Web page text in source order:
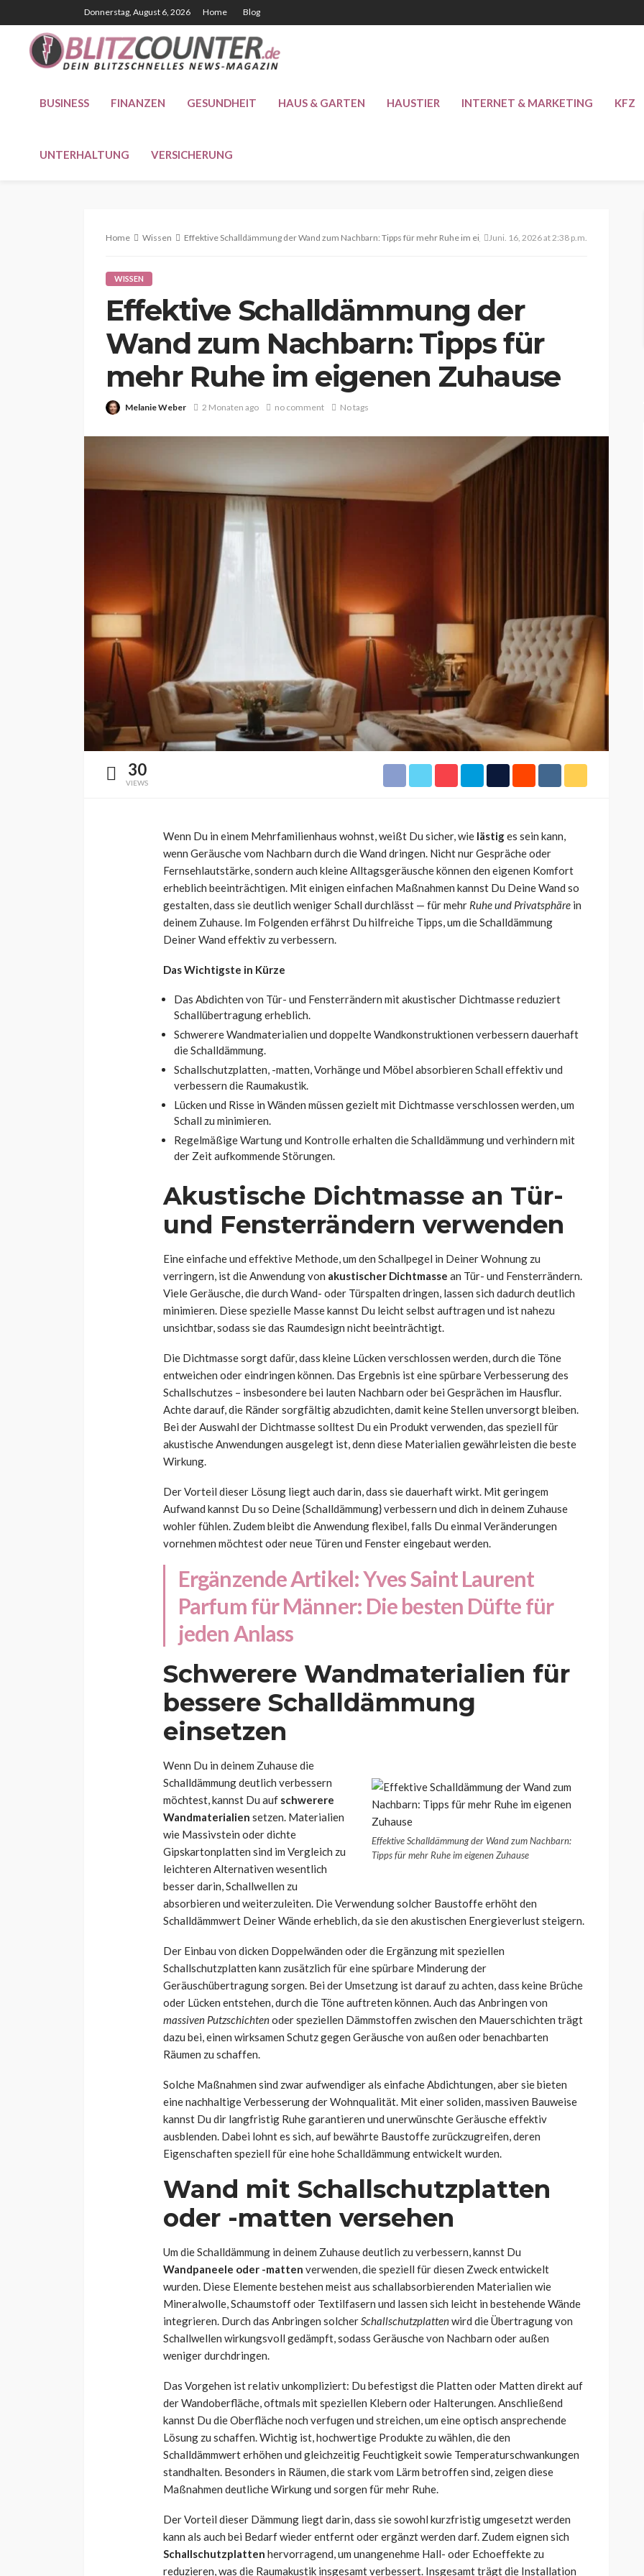
Donnerstag, August 6, 2026 Home Blog
BUSINESS FINANZEN GESUNDHEIT HAUS & GARTEN HAUSTIER INTERNET & MARKETING KFZ
UNTERHALTUNG VERSICHERUNG
Home Wissen Effektive Schalldämmung der Wand zum Nachbarn: Tipps für mehr Ruhe im eigenen ZuhauseJuni. 16, 2026 at 2:38 p.m.
WISSEN
Effektive Schalldämmung der
Wand zum Nachbarn: Tipps für
mehr Ruhe im eigenen Zuhause
Melanie Weber 2 Monaten ago no comment No tags
30
VIEWS
Wenn Du in einem Mehrfamilienhaus wohnst, weißt Du sicher, wie lästiges sein kann,
wenn Geräusche vom Nachbarn durch die Wand dringen. Nicht nur Gespräche oder
Fernsehlautstärke, sondern auch kleine Alltagsgeräusche können den eigenen Komfort
erheblich beeinträchtigen. Mit einigen einfachen Maßnahmen kannst Du Deine Wand so
gestalten, dass sie deutlich weniger Schall durchlässt — für mehr Ruhe und Privatsphäre in
deinem Zuhause. Im Folgenden erfährst Du hilfreiche Tipps, um die Schalldämmung
Deiner Wand effektiv zu verbessern.
Das Wichtigste in Kürze
Das Abdichten von Tür- und Fensterrändern mit akustischer Dichtmasse reduziert
Schallübertragung erheblich.
Schwerere Wandmaterialien und doppelte Wandkonstruktionen verbessern dauerhaft
die Schalldämmung.
Schallschutzplatten, -matten, Vorhänge und Möbel absorbieren Schall effektiv und
verbessern die Raumakustik.
Lücken und Risse in Wänden müssen gezielt mit Dichtmasse verschlossen werden, um
Schall zu minimieren.
Regelmäßige Wartung und Kontrolle erhalten die Schalldämmung und verhindern mit
der Zeit aufkommende Störungen.
Akustische Dichtmasse an Tür-
und Fensterrändern verwenden
Eine einfache und effektive Methode, um den Schallpegel in Deiner Wohnung zu
verringern, ist die Anwendung von akustischer Dichtmasse an Tür- und Fensterrändern.
Viele Geräusche, die durch Wand- oder Türspalten dringen, lassen sich dadurch deutlich
minimieren. Diese spezielle Masse kannst Du leicht selbst auftragen und ist nahezu
unsichtbar, sodass sie das Raumdesign nicht beeinträchtigt.
Die Dichtmasse sorgt dafür, dass kleine Lücken verschlossen werden, durch die Töne
entweichen oder eindringen können. Das Ergebnis ist eine spürbare Verbesserung des
Schallschutzes – insbesondere bei lauten Nachbarn oder bei Gesprächen im Hausflur.
Achte darauf, die Ränder sorgfältig abzudichten, damit keine Stellen unversorgt bleiben.
Bei der Auswahl der Dichtmasse solltest Du ein Produkt verwenden, das speziell für
akustische Anwendungen ausgelegt ist, denn diese Materialien gewährleisten die beste
Wirkung.
Der Vorteil dieser Lösung liegt auch darin, dass sie dauerhaft wirkt. Mit geringem
Aufwand kannst Du so Deine {Schalldämmung} verbessern und dich in deinem Zuhause
wohler fühlen. Zudem bleibt die Anwendung flexibel, falls Du einmal Veränderungen
vornehmen möchtest oder neue Türen und Fenster eingebaut werden.
Ergänzende Artikel:Yves Saint Laurent
Parfum für Männer: Die besten Düfte für
jeden Anlass
Schwerere Wandmaterialien für
bessere Schalldämmung
einsetzen
Effektive Schalldämmung der Wand zum Nachbarn:
Tipps für mehr Ruhe im eigenen Zuhause
Wenn Du in deinem Zuhause die
Schalldämmung deutlich verbessern
möchtest, kannst Du auf schwerere
Wandmaterialien setzen. Materialien
wie Massivstein oder dichte
Gipskartonplatten sind im Vergleich zu
leichteren Alternativen wesentlich
besser darin, Schallwellen zu
absorbieren und weiterzuleiten. Die Verwendung solcher Baustoffe erhöht den
Schalldämmwert Deiner Wände erheblich, da sie den akustischen Energieverlust steigern.
Der Einbau von dicken Doppelwänden oder die Ergänzung mit speziellen
Schallschutzplatten kann zusätzlich für eine spürbare Minderung der
Geräuschübertragung sorgen. Bei der Umsetzung ist darauf zu achten, dass keine Brüche
oder Lücken entstehen, durch die Töne auftreten können. Auch das Anbringen von
massiven Putzschichtenoder speziellen Dämmstoffen zwischen den Mauerschichten trägt
dazu bei, einen wirksamen Schutz gegen Geräusche von außen oder benachbarten
Räumen zu schaffen.
Solche Maßnahmen sind zwar aufwendiger als einfache Abdichtungen, aber sie bieten
eine nachhaltige Verbesserung der Wohnqualität. Mit einer soliden, massiven Bauweise
kannst Du dir langfristig Ruhe garantieren und unerwünschte Geräusche effektiv
ausblenden. Dabei lohnt es sich, auf bewährte Baustoffe zurückzugreifen, deren
Eigenschaften speziell für eine hohe Schalldämmung entwickelt wurden.
Wand mit Schallschutzplatten
oder -matten versehen
Um die Schalldämmung in deinem Zuhause deutlich zu verbessern, kannst Du
Wandpaneele oder -matten verwenden, die speziell für diesen Zweck entwickelt
wurden. Diese Elemente bestehen meist aus schallabsorbierenden Materialien wie
Mineralwolle, Schaumstoff oder Textilfasern und lassen sich leicht in bestehende Wände
integrieren. Durch das Anbringen solcherSchallschutzplattenwird die Übertragung von
Schallwellen wirkungsvoll gedämpft, sodass Geräusche von Nachbarn oder außen
weniger durchdringen.
Das Vorgehen ist relativ unkompliziert: Du befestigst die Platten oder Matten direkt auf
der Wandoberfläche, oftmals mit speziellen Klebern oder Halterungen. Anschließend
kannst Du die Oberfläche noch verfugen und streichen, um eine optisch ansprechende
Lösung zu schaffen. Wichtig ist, hochwertige Produkte zu wählen, die den
Schalldämmwert erhöhen und gleichzeitig Feuchtigkeit sowie Temperaturschwankungen
standhalten. Besonders in Räumen, die stark vom Lärm betroffen sind, zeigen diese
Maßnahmen deutliche Wirkung und sorgen für mehr Ruhe.
Der Vorteil dieser Dämmung liegt darin, dass sie sowohl kurzfristig umgesetzt werden
kann als auch bei Bedarf wieder entfernt oder ergänzt werden darf. Zudem eignen sich
Schallschutzplatten hervorragend, um unangenehme Hall- oder Echoeffekte zu
reduzieren, was die Raumakustik insgesamt verbessert. Insgesamt trägt die Installation
WISSEN
Mädchen vor dem Spiegel:
Selbstbewusstsein und
Körperbild in der Jugend
Melanie Weber 1 Monat ago
Wie schnell Kinder groß
werden: kleine Rituale, die
Erinnerungen schaffen
Melanie Weber 4 Wochen ago